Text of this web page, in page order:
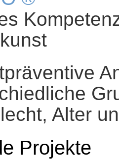
Alter
Projekte